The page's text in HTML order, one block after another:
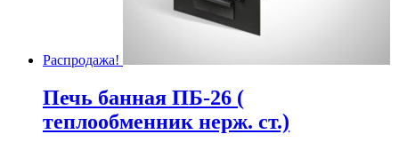
Распродажа!
Печь банная ПБ-26 (
теплообменник нерж. ст.)